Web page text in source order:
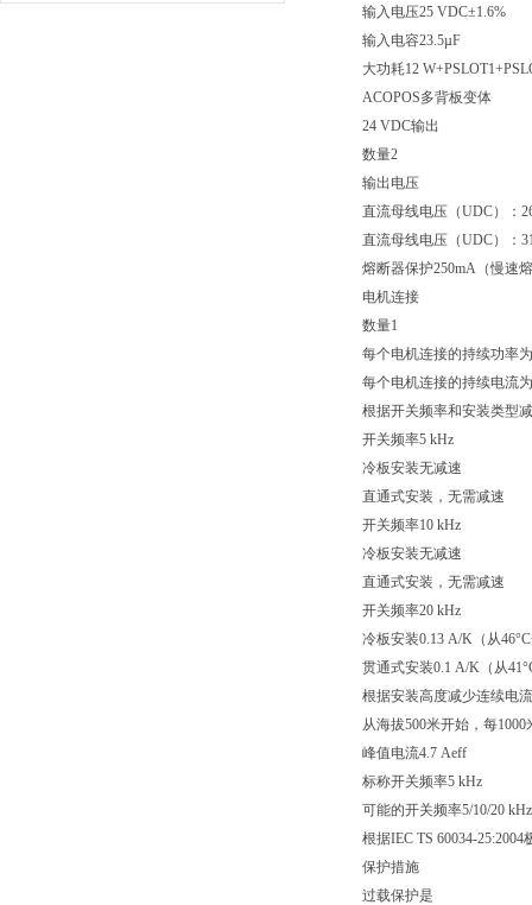
输入电压25 VDC±1.6%
输入电容23.5µF
大功耗12
ACOPOS多背板变体
24 VDC输出
数量2
输出电压
直流母线电压（UDC）：
直流母线电压（UDC）：
熔断器保护250mA（慢速
电机连接
数量1
每个电机连接的持续功率
每个电机连接的持续电流
根据开关频率和安装类型
开关频率5 kHz
冷板安装无减速
直通式安装，无需减速
开关频率10 kHz
冷板安装无减速
直通式安装，无需减速
开关频率20 kHz
冷板安装0.13 A/K（从
贯通式安装0.1 A/K（从
根据安装高度减少连续电流
从海拔500米开始，每1000
峰值电流4.7 Aeff
标称开关频率5 kHz
可能的开关频率5/10/20 kHz
根据IEC TS 60034-
保护措施
过载保护是